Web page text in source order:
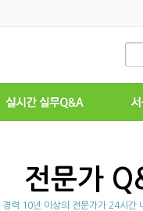
전문가
경력 10년 이상의 전문가가 24시간